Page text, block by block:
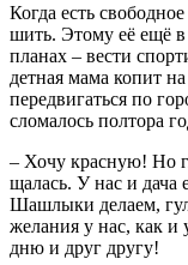
Когда есть
шить. Этому её ещё
планах – вести
детная мама копит
передвигаться по
сло­малось полтора
– Хочу красную! Но
щалась. У нас и дача
Шашлыки делаем,
желания у нас, как и
дню и друг другу!